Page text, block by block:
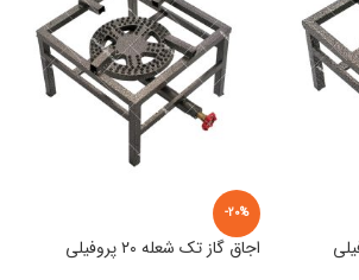
-20%
اجاق گاز تک شعله ۲۰ پروفیلی